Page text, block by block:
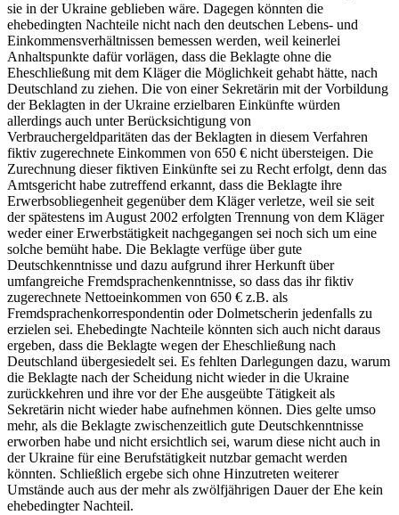
sie in der Ukraine geblieben wäre. Dagegen könnten die
ehebedingten Nachteile nicht nach den deutschen Lebens- und
Einkommensverhältnissen bemessen werden, weil keinerlei
Anhaltspunkte dafür vorlägen, dass die Beklagte ohne die
Eheschließung mit dem Kläger die Möglichkeit gehabt hätte, nach
Deutschland zu ziehen. Die von einer Sekretärin mit der Vorbildung
der Beklagten in der Ukraine erzielbaren Einkünfte würden
allerdings auch unter Berücksichtigung von
Verbrauchergeldparitäten das der Beklagten in diesem Verfahren
fiktiv zugerechnete Einkommen von 650 € nicht übersteigen. Die
Zurechnung dieser fiktiven Einkünfte sei zu Recht erfolgt, denn das
Amtsgericht habe zutreffend erkannt, dass die Beklagte ihre
Erwerbsobliegenheit gegenüber dem Kläger verletze, weil sie seit
der spätestens im August 2002 erfolgten Trennung von dem Kläger
weder einer Erwerbstätigkeit nachgegangen sei noch sich um eine
solche bemüht habe. Die Beklagte verfüge über gute
Deutschkenntnisse und dazu aufgrund ihrer Herkunft über
umfangreiche Fremdsprachenkenntnisse, so dass das ihr fiktiv
zugerechnete Nettoeinkommen von 650 € z.B. als
Fremdsprachenkorrespondentin oder Dolmetscherin jedenfalls zu
erzielen sei. Ehebedingte Nachteile könnten sich auch nicht daraus
ergeben, dass die Beklagte wegen der Eheschließung nach
Deutschland übergesiedelt sei. Es fehlten Darlegungen dazu, warum
die Beklagte nach der Scheidung nicht wieder in die Ukraine
zurückkehren und ihre vor der Ehe ausgeübte Tätigkeit als
Sekretärin nicht wieder habe aufnehmen können. Dies gelte umso
mehr, als die Beklagte zwischenzeitlich gute Deutschkenntnisse
erworben habe und nicht ersichtlich sei, warum diese nicht auch in
der Ukraine für eine Berufstätigkeit nutzbar gemacht werden
könnten. Schließlich ergebe sich ohne Hinzutreten weiterer
Umstände auch aus der mehr als zwölfjährigen Dauer der Ehe kein
ehebedingter Nachteil.